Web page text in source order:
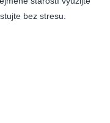
bez stresu.